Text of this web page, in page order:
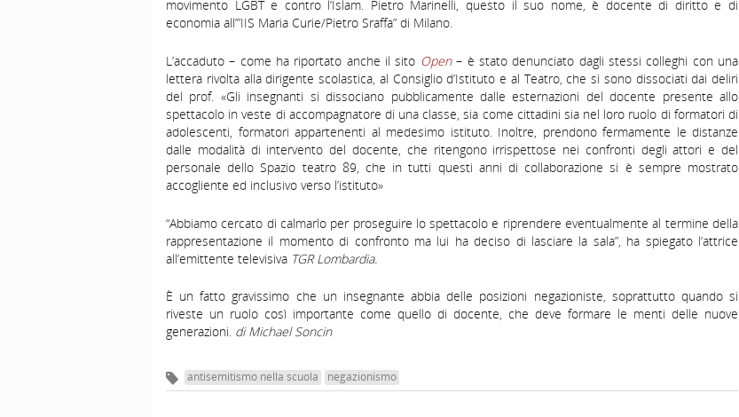
movimento LGBT e contro l’Islam. Pietro Marinelli, questo il suo nome, è docente di diritto e di
economia all’”IIS Maria Curie/Pietro Sraffa” di Milano.
L’accaduto – come ha riportato anche il sito Open– è stato denunciato dagli stessi colleghi con una
lettera rivolta alla dirigente scolastica, al Consiglio d’Istituto e al Teatro, che si sono dissociati dai deliri
del prof. «Gli insegnanti si dissociano pubblicamente dalle esternazioni del docente presente allo
spettacolo in veste di accompagnatore di una classe, sia come cittadini sia nel loro ruolo di formatori di
adolescenti, formatori appartenenti al medesimo istituto. Inoltre, prendono fermamente le distanze
dalle modalità di intervento del docente, che ritengono irrispettose nei confronti degli attori e del
personale dello Spazio teatro 89, che in tutti questi anni di collaborazione si è sempre mostrato
accogliente ed inclusivo verso l’istituto»
“Abbiamo cercato di calmarlo per proseguire lo spettacolo e riprendere eventualmente al termine della
rappresentazione il momento di confronto ma lui ha deciso di lasciare la sala”, ha spiegato l’attrice
all’emittente televisiva TGR Lombardia.
È un fatto gravissimo che un insegnante abbia delle posizioni negazioniste, soprattutto quando si
riveste un ruolo così importante come quello di docente, che deve formare le menti delle nuove
generazioni. di Michael Soncin
antisemitismo nella scuola negazionismo